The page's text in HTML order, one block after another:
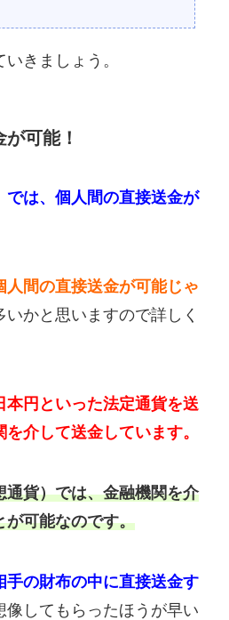
きましょう。
可能！
では、個人間の直接送金が
人間の直接送金が可能じゃ
いかと思いますので詳しく
本円といった法定通貨を送
介して送金しています。
通貨）では、金融機関を介
が可能なのです。
手の財布の中に直接送金す
像してもらったほうが早い